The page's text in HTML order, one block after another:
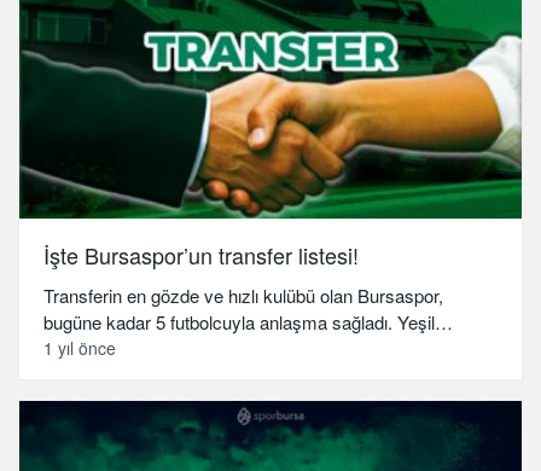
İşte Bursaspor’un transfer listesi!
Transferin en gözde ve hızlı kulübü olan Bursaspor,
bugüne kadar 5 futbolcuyla anlaşma sağladı. Yeşil…
1 yıl önce